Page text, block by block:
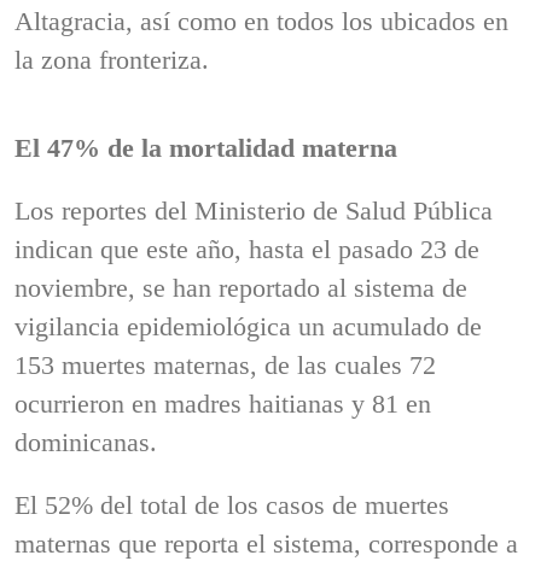
Altagracia, así como en todos los ubicados en
la zona fronteriza.
El 47% de la mortalidad materna
Los reportes del Ministerio de Salud Pública
indican que este año, hasta el pasado 23 de
noviembre, se han reportado al sistema de
vigilancia epidemiológica un acumulado de
153 muertes maternas, de las cuales 72
ocurrieron en madres haitianas y 81 en
dominicanas.
El 52% del total de los casos de muertes
maternas que reporta el sistema, corresponde a